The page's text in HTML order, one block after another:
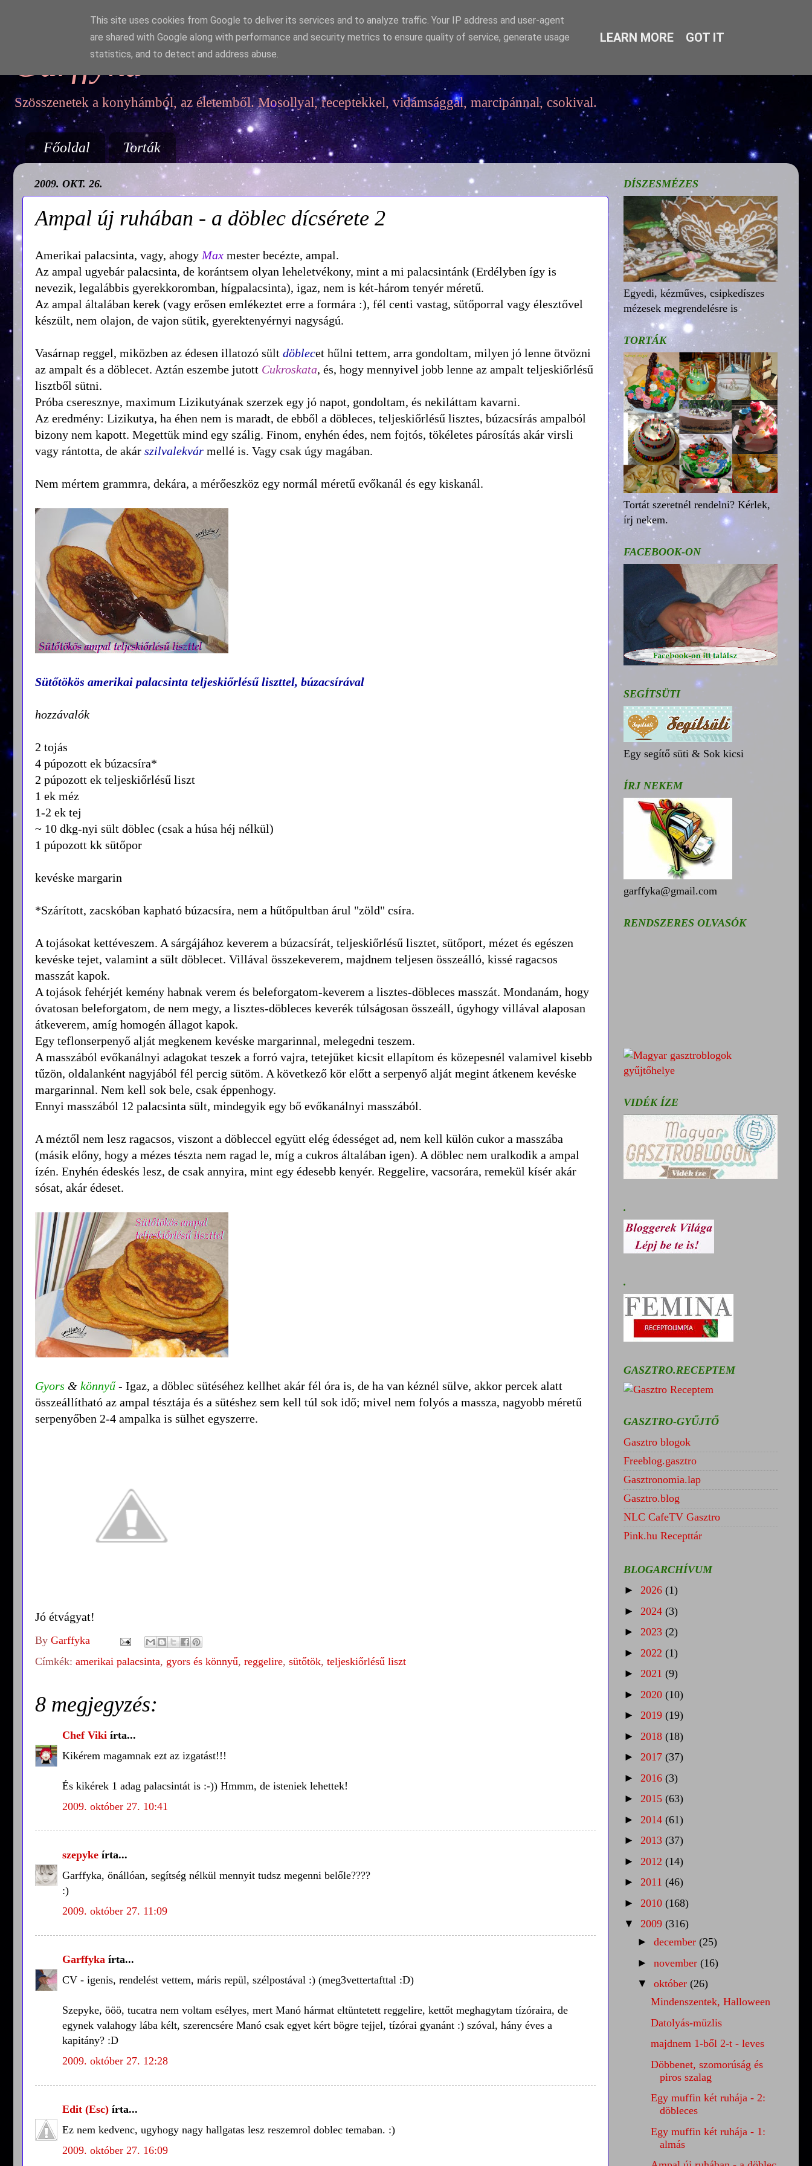
Garffyka
Szösszenetek a konyhámból, az életemből. Mosollyal, receptekkel, vidámsággal, marcipánnal, csokival.
Főoldal Torták
2009. OKT. 26.
Ampal új ruhában - a döblec dícsérete 2
Amerikai palacsinta, vagy, ahogy Max mester becézte, ampal.
Az ampal ugyebár palacsinta, de korántsem olyan leheletvékony, mint a mi palacsintánk (Erdélyben így is
nevezik, legalábbis gyerekkoromban, hígpalacsinta), igaz, nem is két-három tenyér méretű.
Az ampal általában kerek (vagy erősen emlékeztet erre a formára :), fél centi vastag, sütőporral vagy élesztővel
készült, nem olajon, de vajon sütik, gyerektenyérnyi nagyságú.
Vasárnap reggel, miközben az édesen illatozó sült döblecet hűlni tettem, arra gondoltam, milyen jó lenne ötvözni
az ampalt és a döblecet. Aztán eszembe jutott Cukroskata, és, hogy mennyivel jobb lenne az ampalt teljeskiőrlésű
lisztből sütni.
Próba cseresznye, maximum Lizikutyának szerzek egy jó napot, gondoltam, és nekiláttam kavarni.
Az eredmény: Lizikutya, ha éhen nem is maradt, de ebből a döbleces, teljeskiőrlésű lisztes, búzacsírás ampalból
bizony nem kapott. Megettük mind egy szálig. Finom, enyhén édes, nem fojtós, tökéletes párosítás akár virsli
vagy rántotta, de akár szilvalekvár mellé is. Vagy csak úgy magában.
Nem mértem grammra, dekára, a mérőeszköz egy normál méretű evőkanál és egy kiskanál.
Sütőtökös amerikai palacsinta teljeskiőrlésű liszttel, búzacsírával
hozzávalók
2 tojás
4 púpozott ek búzacsíra*
2 púpozott ek teljeskiőrlésű liszt
1 ek méz
1-2 ek tej
~ 10 dkg-nyi sült döblec (csak a húsa héj nélkül)
1 púpozott kk sütőpor
kevéske margarin
*Szárított, zacskóban kapható búzacsíra, nem a hűtőpultban árul "zöld" csíra.
A tojásokat kettéveszem. A sárgájához keverem a búzacsírát, teljeskiőrlésű lisztet, sütőport, mézet és egészen
kevéske tejet, valamint a sült döblecet. Villával összekeverem, majdnem teljesen összeálló, kissé ragacsos
masszát kapok.
A tojások fehérjét kemény habnak verem és beleforgatom-keverem a lisztes-döbleces masszát. Mondanám, hogy
óvatosan beleforgatom, de nem megy, a lisztes-döbleces keverék túlságosan összeáll, úgyhogy villával alaposan
átkeverem, amíg homogén állagot kapok.
Egy teflonserpenyő alját megkenem kevéske margarinnal, melegedni teszem.
A masszából evőkanálnyi adagokat teszek a forró vajra, tetejüket kicsit ellapítom és közepesnél valamivel kisebb
tűzön, oldalanként nagyjából fél percig sütöm. A következő kör előtt a serpenyő alját megint átkenem kevéske
margarinnal. Nem kell sok bele, csak éppenhogy.
Ennyi masszából 12 palacsinta sült, mindegyik egy bő evőkanálnyi masszából.
A méztől nem lesz ragacsos, viszont a döbleccel együtt elég édességet ad, nem kell külön cukor a masszába
(másik előny, hogy a mézes tészta nem ragad le, míg a cukros általában igen). A döblec nem uralkodik a ampal
ízén. Enyhén édeskés lesz, de csak annyira, mint egy édesebb kenyér. Reggelire, vacsorára, remekül kísér akár
sósat, akár édeset.
Gyors & könnyű- Igaz, a döblec sütéséhez kellhet akár fél óra is, de ha van kéznél sülve, akkor percek alatt
összeállítható az ampal tésztája és a sütéshez sem kell túl sok idő; mivel nem folyós a massza, nagyobb méretű
serpenyőben 2-4 ampalka is sülhet egyszerre.
Jó étvágyat!
By Garffyka
Címkék: amerikai palacsinta, gyors és könnyű, reggelire, sütőtök, teljeskiőrlésű liszt
8 megjegyzés:
Chef Viki írta...
Kikérem magamnak ezt az izgatást!!!
És kikérek 1 adag palacsintát is :-)) Hmmm, de isteniek lehettek!
2009. október 27. 10:41
szepyke írta...
Garffyka, önállóan, segítség nélkül mennyit tudsz megenni belőle????
:)
2009. október 27. 11:09
Garffyka írta...
CV - igenis, rendelést vettem, máris repül, szélpostával :) (meg3vettertafttal :D)
Szepyke, ööö, tucatra nem voltam esélyes, mert Manó hármat eltüntetett reggelire, kettőt meghagytam tízóraira, de
egynek valahogy lába kélt, szerencsére Manó csak egyet kért bögre tejjel, tízórai gyanánt :) szóval, hány éves a
kapitány? :D
2009. október 27. 12:28
Edit (Esc) írta...
Ez nem kedvenc, ugyhogy nagy hallgatas lesz reszemrol doblec temaban. :)
2009. október 27. 16:09
DÍSZESMÉZES
Egyedi, kézműves, csipkedíszes
mézesek megrendelésre is
TORTÁK
Tortát szeretnél rendelni? Kérlek,
írj nekem.
FACEBOOK-ON
SEGÍTSÜTI
Egy segítő süti & Sok kicsi
ÍRJ NEKEM
garffyka@gmail.com
RENDSZERES OLVASÓK
VIDÉK ÍZE
.
.
GASZTRO.RECEPTEM
GASZTRO-GYŰJTŐ
Gasztro blogok
Freeblog.gasztro
Gasztronomia.lap
Gasztro.blog
NLC CafeTV Gasztro
Pink.hu Recepttár
BLOGARCHÍVUM
► 2026 (1)
► 2024 (3)
► 2023 (2)
► 2022 (1)
► 2021 (9)
► 2020 (10)
► 2019 (19)
► 2018 (18)
► 2017 (37)
► 2016 (3)
► 2015 (63)
► 2014 (61)
► 2013 (37)
► 2012 (14)
► 2011 (46)
► 2010 (168)
▼ 2009 (316)
► december (25)
► november (16)
▼ október (26)
Mindenszentek, Halloween
Datolyás-müzlis
majdnem 1-ből 2-t - leves
Döbbenet, szomorúság és
piros szalag
Egy muffin két ruhája - 2:
döbleces
Egy muffin két ruhája - 1:
almás
This site uses cookies from Google to deliver its services and to analyze traffic. Your IP address and user-agent
are shared with Google along with performance and security metrics to ensure quality of service, generate usage
statistics, and to detect and address abuse.
LEARN MORE GOT IT